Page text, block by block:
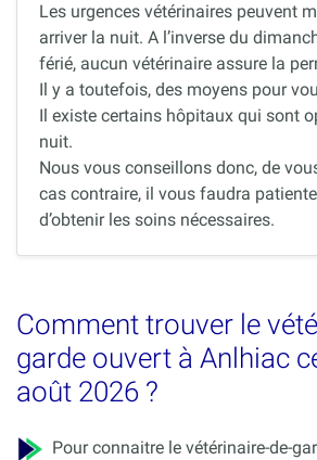
Les urgences vétérinaires peuvent
arriver la nuit. A l’inverse du
férié, aucun vétérinaire assure la
Il y a toutefois, des moyens pour
Il existe certains hôpitaux qui sont
nuit.
Nous vous conseillons donc, de
cas contraire, il vous faudra
d’obtenir les soins nécessaires.
Comment trouver le
garde ouvert à Anlhiac
août 2026 ?
Pour connaitre le vétérinaire-de-